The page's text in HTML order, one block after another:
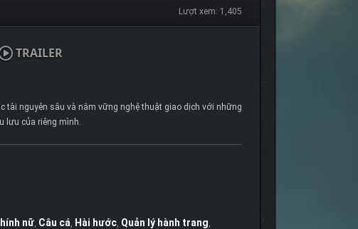
Lượt xem: 1,405
TRAILER
tài nguyên sâu và nắm vững nghệ thuật giao dịch với những
lưu của riêng mình.
nữ, Câu cá Hài hước, Quản lý hành trang